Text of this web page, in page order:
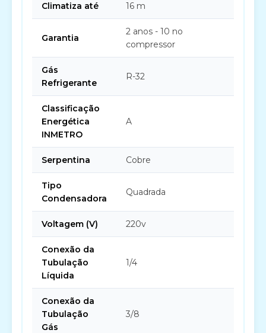
Climatiza até 16 m
Garantia
2 anos - 10 no
compressor
Gás
Refrigerante
R-32
Classificação
Energética
INMETRO
A
Serpentina Cobre
Tipo
Condensadora
Quadrada
Voltagem (V) 220v
Conexão da
Tubulação
Líquida
1/4
Conexão da
Tubulação
Gás
3/8